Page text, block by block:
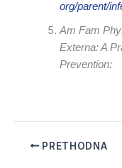
org/parent/
Am Fam
Externa: A
Prevention:
PRETHODNA